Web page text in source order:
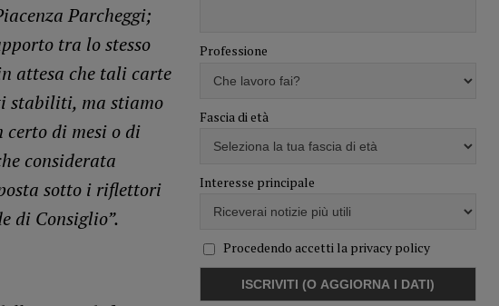
Parcheggi;
tra lo stesso
attesa che tali carte
stabiliti, ma stiamo
di mesi o di
considerata
sotto i riflettori
di Consiglio”.
Professione
Fascia di età
Interesse principale
Procedendo accetti la privacy policy